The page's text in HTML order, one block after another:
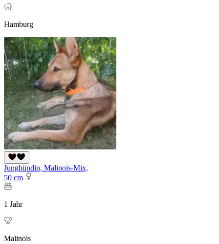
Hamburg
Junghündin, Malinois-Mix,
50 cm
1 Jahr
Malinois